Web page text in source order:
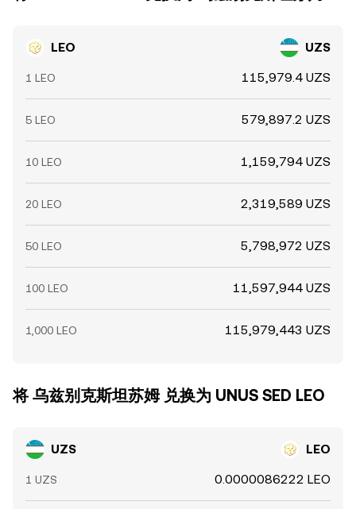
LEO UZS
1 LEO 115,979.4 UZS
5 LEO 579,897.2 UZS
10 LEO 1,159,794 UZS
20 LEO 2,319,589 UZS
50 LEO 5,798,972 UZS
100 LEO 11,597,944 UZS
1,000 LEO 115,979,443 UZS
将 乌兹别克斯坦苏姆 兑换为 UNUS SED LEO
UZS LEO
1 UZS 0.0000086222 LEO